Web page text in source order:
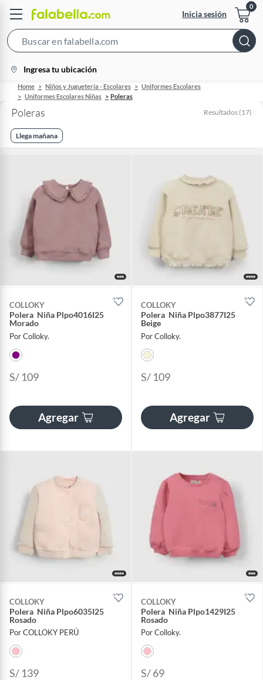
Inicia sesión
Bar
location-
icon
Ingresa tu ubicación
Home Niños y Juguetería - Escolares
Uniformes Escolares
Uniformes Escolares Niñas
Poleras
Poleras Resultados (17)
Llega mañana
COLLOKY
Polera Niña Plpo4016I25
Morado
Por Colloky.
S/ 109
Agregar
COLLOKY
Polera Niña Plpo3877I25
Beige
Por Colloky.
S/ 109
Agregar
COLLOKY
Polera Niña Plpo6035I25
Rosado
Por COLLOKY PERÚ
S/ 139
COLLOKY
Polera Niña Plpo1429I25
Rosado
Por Colloky.
S/ 69